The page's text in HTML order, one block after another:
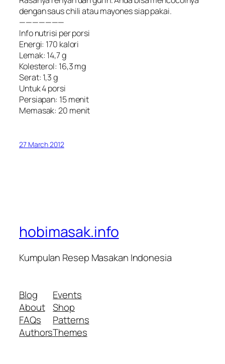
dengan saus chili atau mayones siap pakai.
———————
Info nutrisi per porsi
Energi: 170 kalori
Lemak: 14,7 g
Kolesterol: 16,3 mg
Serat: 1,3 g
Untuk 4 porsi
Persiapan: 15 menit
Memasak: 20 menit
27 March 2012
hobimasak.info
Kumpulan Resep Masakan Indonesia
Blog
About
FAQs
Authors
Events
Shop
Patterns
Themes